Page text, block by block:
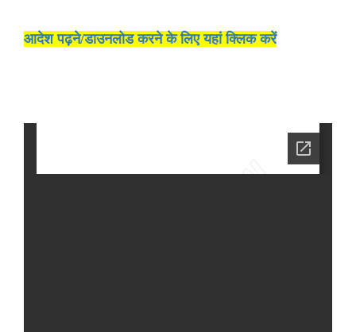
आदेश पढ़ने/डाउनलोड करने के लिए यहां क्लिक करें